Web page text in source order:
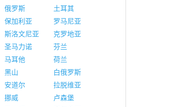
俄罗斯
土耳其
保加利亚
罗马尼亚
斯洛文尼亚
克罗地亚
圣马力诺
芬兰
马耳他
荷兰
黑山
白俄罗斯
安道尔
拉脱维亚
挪威
卢森堡